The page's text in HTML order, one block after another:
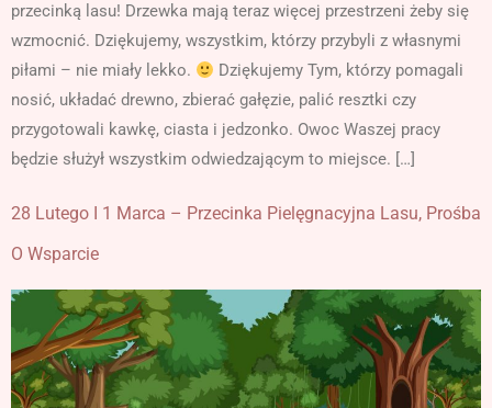
przecinką lasu! Drzewka mają teraz więcej przestrzeni żeby się
wzmocnić. Dziękujemy, wszystkim, którzy przybyli z własnymi
piłami – nie miały lekko.
Dziękujemy Tym, którzy pomagali
nosić, układać drewno, zbierać gałęzie, palić resztki czy
przygotowali kawkę, ciasta i jedzonko. Owoc Waszej pracy
będzie służył wszystkim odwiedzającym to miejsce. […]
28 Lutego I 1 Marca – Przecinka Pielęgnacyjna Lasu, Prośba
O Wsparcie